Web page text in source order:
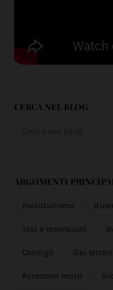
CERCA NEL BLOG
ARGOMENTI
mototurismo
Test e recensioni
Consigli Dai lettori
Accessori moto